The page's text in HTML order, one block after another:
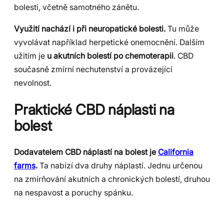
bolesti, včetně samotného zánětu.
Využití nachází i při neuropatické bolesti. Tu může
vyvolávat například herpetické onemocnění. Dalším
užitím je u akutních bolestí po chemoterapii. CBD
současně zmírní nechutenství a provázející
nevolnost.
Praktické CBD náplasti na
bolest
Dodavatelem CBD náplastí na bolest je California
farms. Ta nabízí dva druhy náplastí. Jednu určenou
na zmírňování akutních a chronických bolestí, druhou
na nespavost a poruchy spánku.